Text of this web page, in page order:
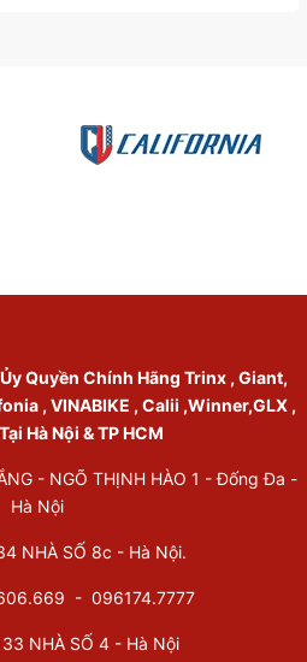
Quyền Chính Hãng Trinx , Giant,
, VINABIKE , Calii ,Winner,GLX ,
Hà Nội & TP HCM
- NGÕ THỊNH HÀO 1 - Đống Đa -
Hà Nội
NHÀ SỐ 8c - Hà Nội.
- 096174.7777
33 NHÀ SỐ 4 - Hà Nội